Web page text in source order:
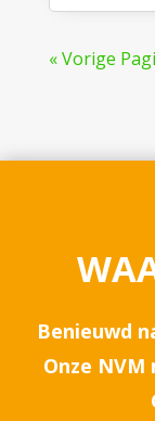
« Vorige
Benieuwd
Onze